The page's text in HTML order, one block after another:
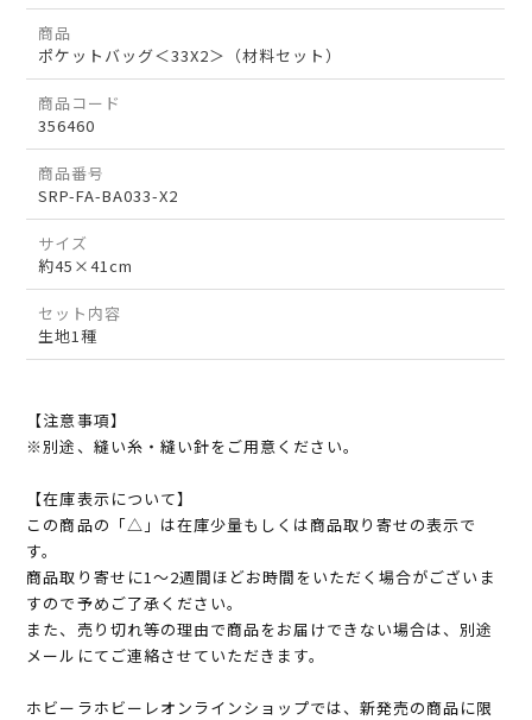
商品
ポケットバッグ＜33X2＞（材料セット）
商品コード
356460
商品番号
SRP-FA-BA033-X2
サイズ
約45×41cm
セット内容
生地1種
【注意事項】
※別途、縫い糸・縫い針をご用意ください。
【在庫表示について】
この商品の「△」は在庫少量もしくは商品取り寄せの表示で
す。
商品取り寄せに1～2週間ほどお時間をいただく場合がございま
すので予めご了承ください。
また、売り切れ等の理由で商品をお届けできない場合は、別途
メールにてご連絡させていただきます。
ホビーラホビーレオンラインショップでは、新発売の商品に限